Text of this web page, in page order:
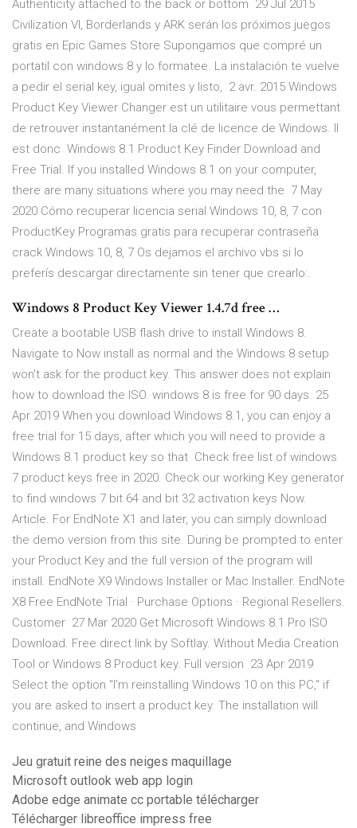
Authenticity attached to the back or bottom 29 Jul 2015
Civilization VI, Borderlands y ARK serán los próximos juegos
gratis en Epic Games Store Supongamos que compré un
portatil con windows 8 y lo formatee. La instalación te vuelve
a pedir el serial key, igual omites y listo, 2 avr. 2015 Windows
Product Key Viewer Changer est un utilitaire vous permettant
de retrouver instantanément la clé de licence de Windows. Il
est donc Windows 8.1 Product Key Finder Download and
Free Trial. If you installed Windows 8.1 on your computer,
there are many situations where you may need the 7 May
2020 Cómo recuperar licencia serial Windows 10, 8, 7 con
ProductKey Programas gratis para recuperar contraseña
crack Windows 10, 8, 7 Os dejamos el archivo vbs si lo
preferís descargar directamente sin tener que crearlo:.
Windows 8 Product Key Viewer 1.4.7d free …
Create a bootable USB flash drive to install Windows 8.
Navigate to Now install as normal and the Windows 8 setup
won't ask for the product key. This answer does not explain
how to download the ISO. windows 8 is free for 90 days. 25
Apr 2019 When you download Windows 8.1, you can enjoy a
free trial for 15 days, after which you will need to provide a
Windows 8.1 product key so that Check free list of windows
7 product keys free in 2020. Check our working Key generator
to find windows 7 bit 64 and bit 32 activation keys Now.
Article. For EndNote X1 and later, you can simply download
the demo version from this site. During be prompted to enter
your Product Key and the full version of the program will
install. EndNote X9 Windows Installer or Mac Installer. EndNote
X8 Free EndNote Trial · Purchase Options · Regional Resellers.
Customer 27 Mar 2020 Get Microsoft Windows 8.1 Pro ISO
Download. Free direct link by Softlay. Without Media Creation
Tool or Windows 8 Product key. Full version 23 Apr 2019
Select the option "I'm reinstalling Windows 10 on this PC," if
you are asked to insert a product key. The installation will
continue, and Windows
Jeu gratuit reine des neiges maquillage
Microsoft outlook web app login
Adobe edge animate cc portable télécharger
Télécharger libreoffice impress free